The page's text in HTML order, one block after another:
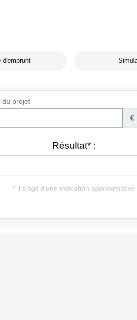
d'emprunt